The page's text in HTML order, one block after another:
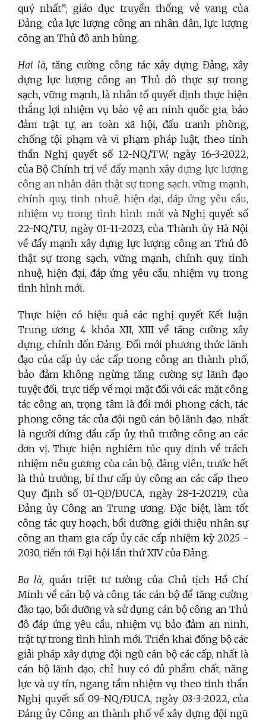
quý nhất”; giáo dục truyền thống vẻ vang của
Đảng, của lực lượng công an nhân dân, lực lượng
công an Thủ đô anh hùng.
Hai là, tăng cường công tác xây dựng Đảng, xây
dựng lực lượng công an Thủ đô thực sự trong
sạch, vững mạnh, là nhân tố quyết định thực hiện
thắng lợi nhiệm vụ bảo vệ an ninh quốc gia, bảo
đảm trật tự, an toàn xã hội, đấu tranh phòng,
chống tội phạm và vi phạm pháp luật, theo tinh
thần Nghị quyết số 12-NQ/TW, ngày 16-3-2022,
của Bộ Chính trịvề đẩy mạnh xây dựng lực lượng
công an nhân dân thật sự trong sạch, vững mạnh,
chính quy, tinh nhuệ, hiện đại, đáp ứng yêu cầu,
nhiệm vụ trong tình hình mớivà Nghị quyết số
22-NQ/TU, ngày 01-11-2023, của Thành ủy Hà Nội
về đẩy mạnh xây dựng lực lượng công an Thủ đô
thật sự trong sạch, vững mạnh, chính quy, tinh
nhuệ, hiện đại, đáp ứng yêu cầu, nhiệm vụ trong
tình hình mới.
Thực hiện có hiệu quả các nghị quyết Kết luận
Trung ương 4 khóa XII, XIII về tăng cường xây
dựng, chỉnh đốn Đảng. Đổi mới phương thức lãnh
đạo của cấp ủy các cấp trong công an thành phố,
bảo đảm không ngừng tăng cường sự lãnh đạo
tuyệt đối, trực tiếp về mọi mặt đối với các mặt công
tác công an, trọng tâm là đổi mới phong cách, tác
phong công tác của đội ngũ cán bộ lãnh đạo, nhất
là người đứng đầu cấp ủy, thủ trưởng công an các
đơn vị. Thực hiện nghiêm túc quy định về trách
nhiệm nêu gương của cán bộ, đảng viên, trước hết
là thủ trưởng, bí thư cấp ủy công an các cấp theo
Quy định số 01-QĐ/ĐUCA, ngày 28-1-20219, của
Đảng ủy Công an Trung ương. Đặc biệt, làm tốt
công tác quy hoạch, bồi dưỡng, giới thiệu nhân sự
công an tham gia cấp ủy các cấp nhiệm kỳ 2025 -
2030, tiến tới Đại hội lần thứ XIV của Đảng.
Ba là, quán triệt tư tưởng của Chủ tịch Hồ Chí
Minh về cán bộ và công tác cán bộ để tăng cường
đào tạo, bồi dưỡng và sử dụng cán bộ công an Thủ
đô đáp ứng yêu cầu, nhiệm vụ bảo đảm an ninh,
trật tự trong tình hình mới. Triển khai đồng bộ các
giải pháp xây dựng đội ngũ cán bộ các cấp, nhất là
cán bộ lãnh đạo, chỉ huy có đủ phẩm chất, năng
lực và uy tín, ngang tầm nhiệm vụ theo tinh thần
Nghị quyết số 09-NQ/ĐUCA, ngày 03-3-2022, của
Đảng ủy Công an thành phố về xây dựng đội ngũ